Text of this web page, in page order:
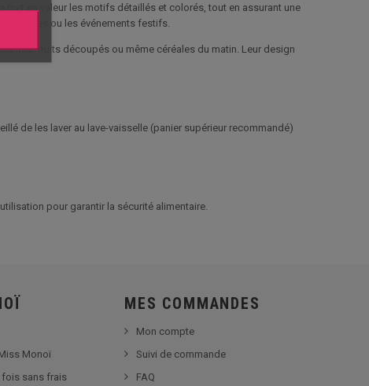
en valeur les motifs détaillés et colorés, tout en assurant une
niques ou les événements festifs.
fruits découpés ou même céréales du matin. Leur design
de les laver au lave-vaisselle (panier supérieur recommandé)
pour garantir la sécurité alimentaire.
Monoï
fois sans frais
MES COMMANDES
Mon compte
Suivi de commande
FAQ